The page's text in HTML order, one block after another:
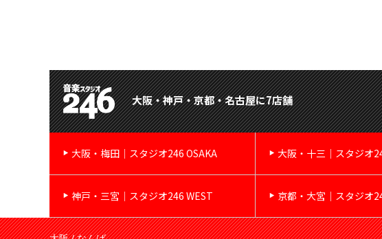
大阪・神戸・京都・名古屋に7店舗
大阪・梅田｜スタジオ246 OSAKA 大阪・十三｜スタジオ
神戸・三宮｜スタジオ246 WEST 京都・大宮｜スタジオ